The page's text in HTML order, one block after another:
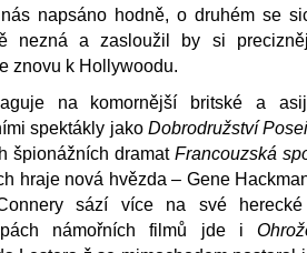
napsáno hodně, o druhém se
nezná a zasloužil by si
znovu k Hollywoodu.
na komornější britské a
spektákly jako Dobrodružství
špionážních dramatFrancouzská
hraje nová hvězda – Gene
sází více na své
námořních filmů jde i